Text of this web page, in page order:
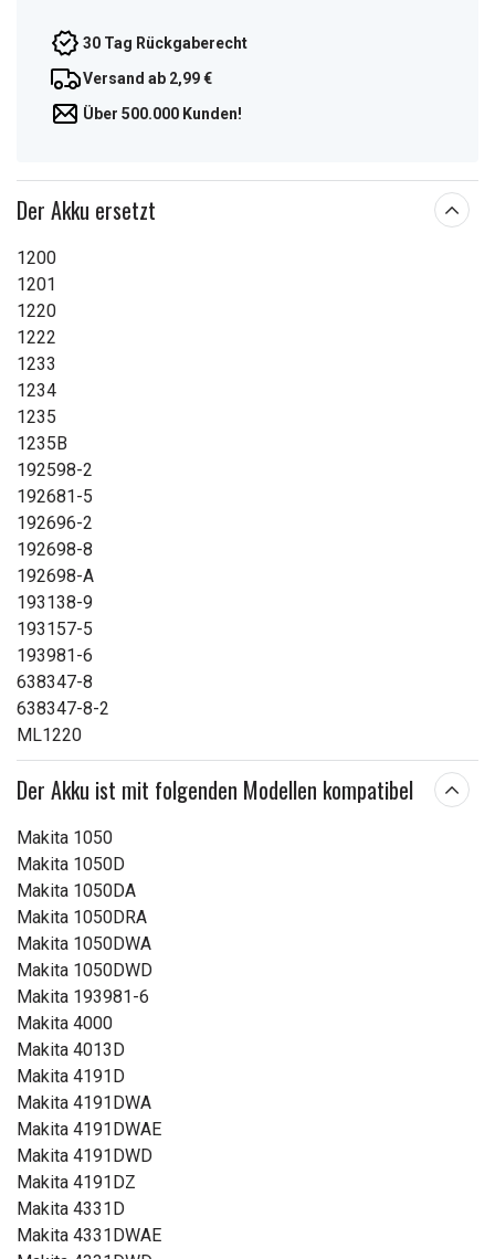
30 Tag Rückgaberecht
Versand ab 2,99 €
Über 500.000 Kunden!
Der Akku ersetzt
1200
1201
1220
1222
1233
1234
1235
1235B
192598-2
192681-5
192696-2
192698-8
192698-A
193138-9
193157-5
193981-6
638347-8
638347-8-2
ML1220
Der Akku ist mit folgenden Modellen kompatibel
Makita 1050
Makita 1050D
Makita 1050DA
Makita 1050DRA
Makita 1050DWA
Makita 1050DWD
Makita 193981-6
Makita 4000
Makita 4013D
Makita 4191D
Makita 4191DWA
Makita 4191DWAE
Makita 4191DWD
Makita 4191DZ
Makita 4331D
Makita 4331DWAE